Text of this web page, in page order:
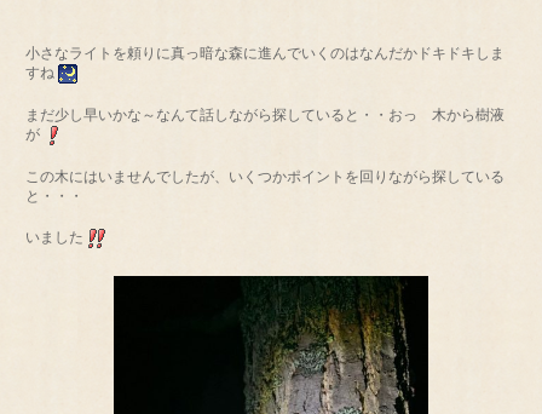
小さなライトを頼りに真っ暗な森に進んでいくのはなんだかドキドキしま
すね
まだ少し早いかな～なんて話しながら探していると・・おっ 木から樹液
が
この木にはいませんでしたが、いくつかポイントを回りながら探している
と・・・
いました